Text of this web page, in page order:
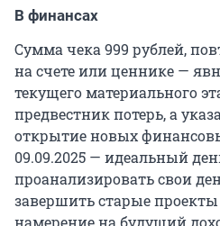
В финансах
Сумма чека 999 рублей,
на счете или ценнике —
текущего материального
предвестник потерь, а
открытие новых
09.09.2025 — идеальный
проанализировать свои
завершить старые
намерение на будущий